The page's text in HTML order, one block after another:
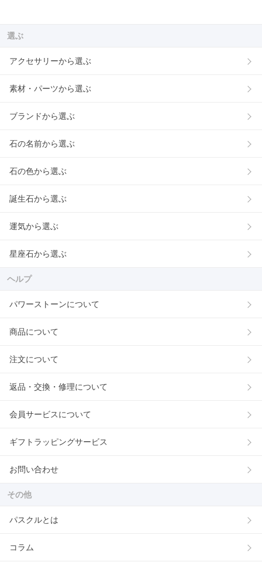
選ぶ
アクセサリーから選ぶ
素材・パーツから選ぶ
ブランドから選ぶ
石の名前から選ぶ
石の色から選ぶ
誕生石から選ぶ
運気から選ぶ
星座石から選ぶ
ヘルプ
パワーストーンについて
商品について
注文について
返品・交換・修理について
会員サービスについて
ギフトラッピングサービス
お問い合わせ
その他
パスクルとは
コラム